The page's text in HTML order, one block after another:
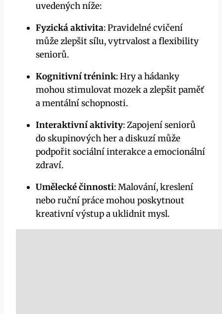
uvedených níže:
Fyzická aktivita: Pravidelné cvičení
může zlepšit sílu, vytrvalost a flexibility
seniorů.
Kognitivní trénink: Hry a hádanky
mohou stimulovat mozek a zlepšit paměť
a mentální schopnosti.
Interaktivní aktivity: Zapojení seniorů
do skupinových her a diskuzí může
podpořit sociální interakce a emocionální
zdraví.
Umělecké činnosti: Malování, kreslení
nebo ruční práce mohou poskytnout
kreativní výstup a uklidnit mysl.